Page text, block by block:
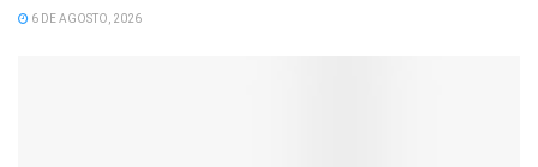
6 DE AGOSTO, 2026